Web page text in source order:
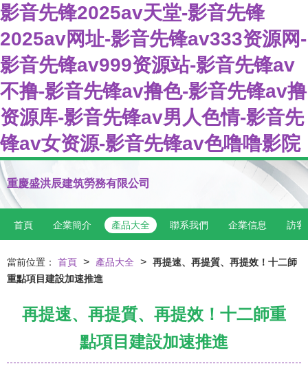
影音先锋2025av天堂-影音先锋
2025av网址-影音先锋av333资源网-
影音先锋av999资源站-影音先锋av
不撸-影音先锋av撸色-影音先锋av撸
资源库-影音先锋av男人色情-影音先
锋av女资源-影音先锋av色噜噜影院
重慶盛洪辰建筑勞務有限公司
首頁 企業簡介 產品大全 聯系我們 企業信息 訪客
當前位置： 首頁 > 產品大全 > 再提速、再提質、再提效！十二師
重點項目建設加速推進
再提速、再提質、再提效！十二師重
點項目建設加速推進